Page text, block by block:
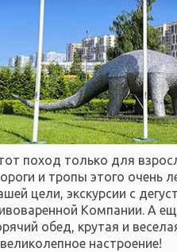
поход только для
и тропы этого очень
цели, экскурсии с
Компании. А
обед, крутая и
настроение!